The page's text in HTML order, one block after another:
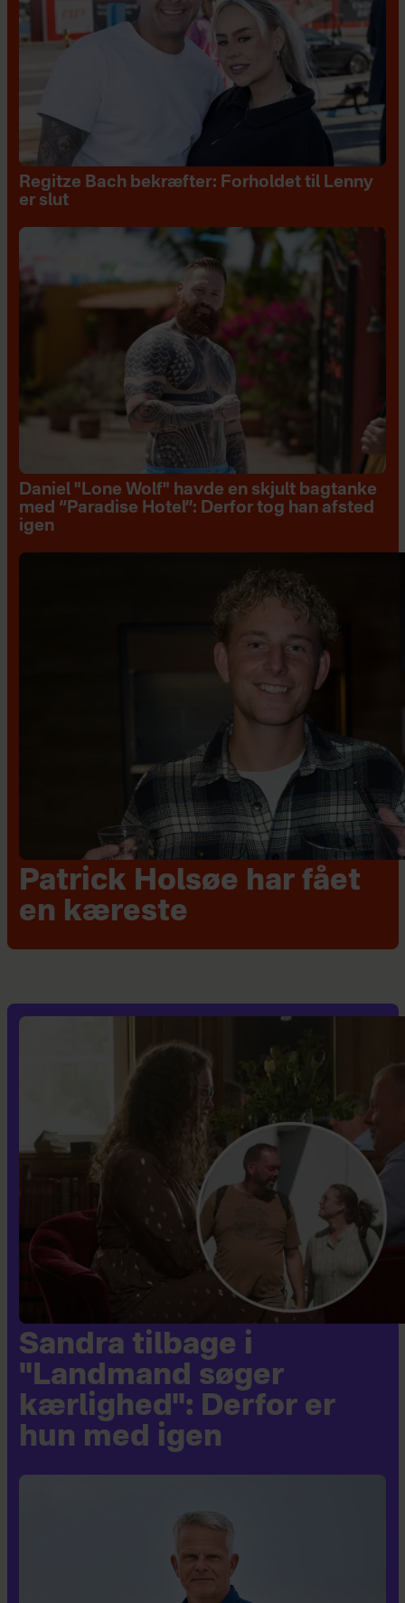
Regitze Bach bekræfter: Forholdet til Lenny
er slut
Daniel "Lone Wolf" havde en skjult bagtanke
med “Paradise Hotel”: Derfor tog han afsted
igen
Patrick Holsøe har fået
en kæreste
Sandra tilbage i
"Landmand søger
kærlighed": Derfor er
hun med igen